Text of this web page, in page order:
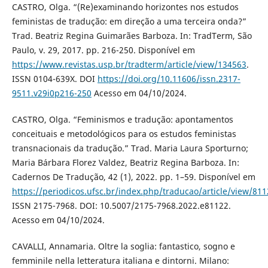
CASTRO, Olga. “(Re)examinando horizontes nos estudos
feministas de tradução: em direção a uma terceira onda?”
Trad. Beatriz Regina Guimarães Barboza. In: TradTerm, São
Paulo, v. 29, 2017. pp. 216-250. Disponível em
https://www.revistas.usp.br/tradterm/article/view/134563.
ISSN 0104-639X. DOI https://doi.org/10.11606/issn.2317-
9511.v29i0p216-250 Acesso em 04/10/2024.
CASTRO, Olga. “Feminismos e tradução: apontamentos
conceituais e metodológicos para os estudos feministas
transnacionais da tradução.” Trad. Maria Laura Sporturno;
Maria Bárbara Florez Valdez, Beatriz Regina Barboza. In:
Cadernos De Tradução, 42 (1), 2022. pp. 1–59. Disponível em
https://periodicos.ufsc.br/index.php/traducao/article/view/
ISSN 2175-7968. DOI: 10.5007/2175-7968.2022.e81122.
Acesso em 04/10/2024.
CAVALLI, Annamaria. Oltre la soglia: fantastico, sogno e
femminile nella letteratura italiana e dintorni. Milano: